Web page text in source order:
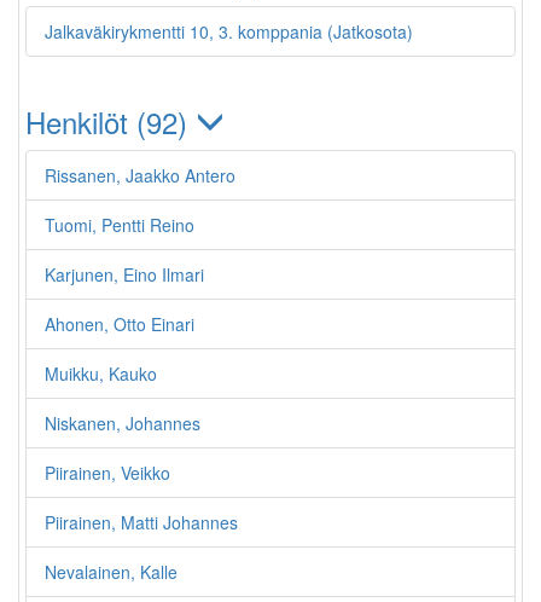
Jalkaväkirykmentti 10, 3. komppania (Jatkosota)
Henkilöt (92)
Rissanen, Jaakko Antero
Tuomi, Pentti Reino
Karjunen, Eino Ilmari
Ahonen, Otto Einari
Muikku, Kauko
Niskanen, Johannes
Piirainen, Veikko
Piirainen, Matti Johannes
Nevalainen, Kalle